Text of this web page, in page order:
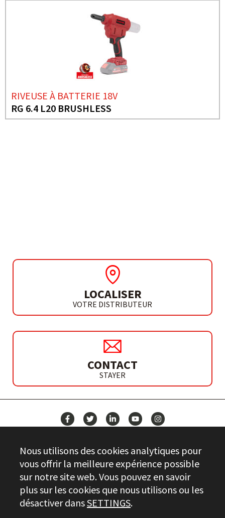
RIVEUSE À BATTERIE 18V
RG 6.4 L20 BRUSHLESS
LOCALISER
VOTRE DISTRIBUTEUR
CONTACT
STAYER
CONTACT
Stayer.es © 2026
Nous utilisons des cookies analytiques pour
vous offrir la meilleure expérience possible
sur notre site web. Vous pouvez en savoir
plus sur les cookies que nous utilisons ou les
désactiver dansSETTINGS.